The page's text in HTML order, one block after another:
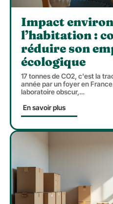
Impact
l’habitation :
réduire son
écologique
17 tonnes de CO2, c'est la
année par un foyer en
laboratoire obscur,…
En savoir plus